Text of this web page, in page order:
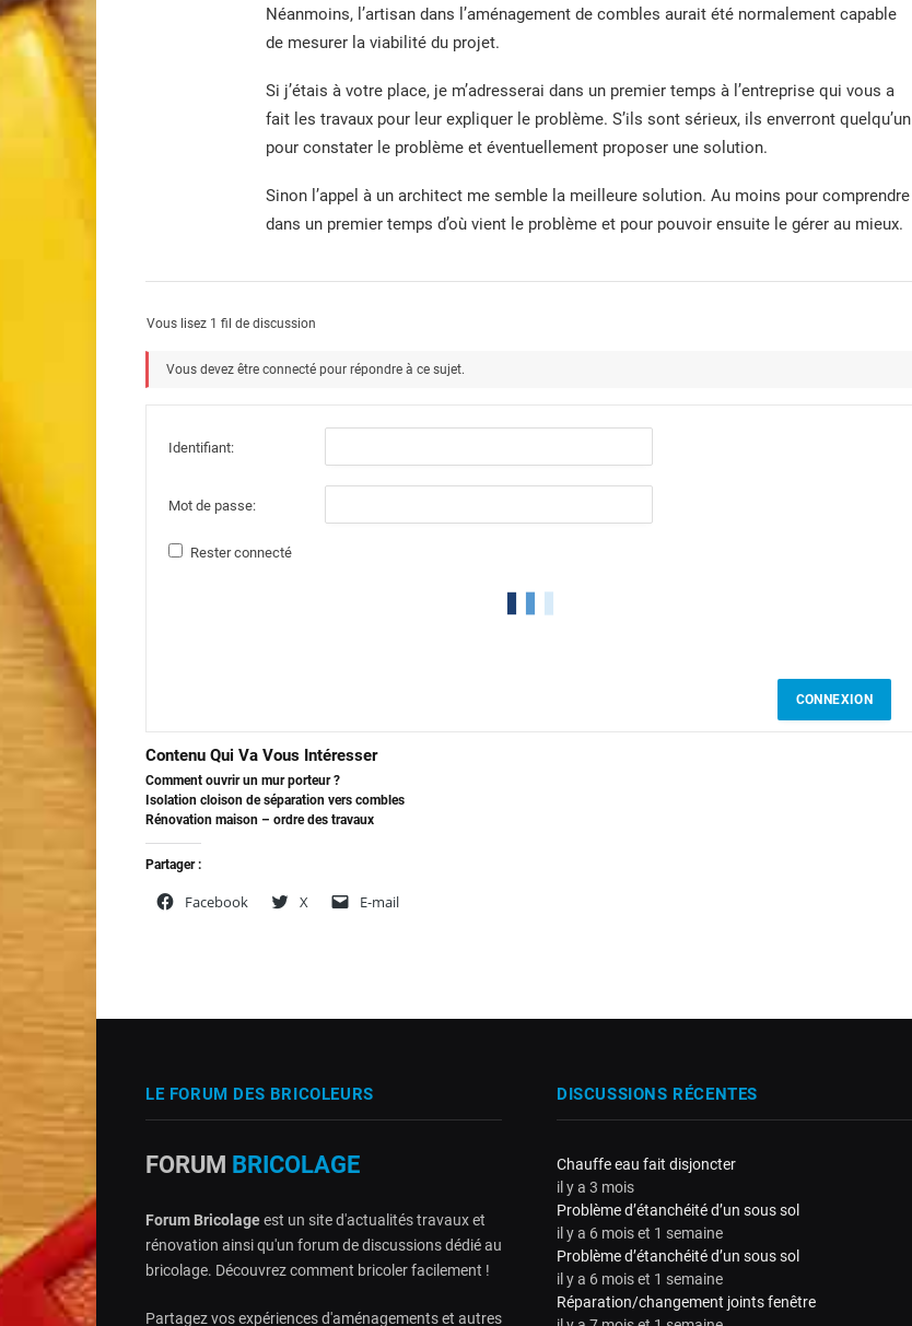
Néanmoins, l’artisan dans l’aménagement de combles aurait été normalement capable
de mesurer la viabilité du projet.
Si j’étais à votre place, je m’adresserai dans un premier temps à l’entreprise qui vous a
fait les travaux pour leur expliquer le problème. S’ils sont sérieux, ils enverront quelqu’un
pour constater le problème et éventuellement proposer une solution.
Sinon l’appel à un architect me semble la meilleure solution. Au moins pour comprendre
dans un premier temps d’où vient le problème et pour pouvoir ensuite le gérer au mieux.
Vous lisez 1 fil de discussion
Vous devez être connecté pour répondre à ce sujet.
Identifiant:
Mot de passe:
Rester connecté
CONNEXION
Contenu Qui Va Vous Intéresser
Comment ouvrir un mur porteur ?
Isolation cloison de séparation vers combles
Rénovation maison – ordre des travaux
Partager :
Facebook X E-mail
LE FORUM DES BRICOLEURS
FORUM BRICOLAGE
Forum Bricolageest un site d'actualités travaux et
rénovation ainsi qu'un forum de discussions dédié au
bricolage. Découvrez comment bricoler facilement !
Partagez vos expériences d'aménagements et autres
DISCUSSIONS RÉCENTES
Chauffe eau fait disjoncter
il y a 3 mois
Problème d’étanchéité d’un sous sol
il y a 6 mois et 1 semaine
Problème d’étanchéité d’un sous sol
il y a 6 mois et 1 semaine
Réparation/changement joints fenêtre